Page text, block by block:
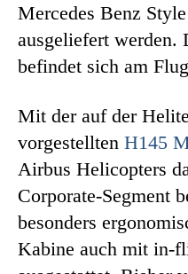
Mercedes Benz
ausgeliefert werden.
befindet sich am
Mit der auf der
vorgestellten H145
Airbus Helicopters
Corporate-Segment
besonders
Kabine auch mit in-